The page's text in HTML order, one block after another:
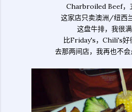
Charbroiled Beef，
这家店只卖澳洲/纽西
这盘牛排，我很
比Friday's，Chili's好
去那两间店，我再也不会